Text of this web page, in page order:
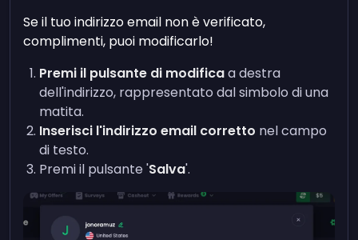
Se il tuo indirizzo email non è verificato,
complimenti, puoi modificarlo!
Premi il pulsante di modificaa destra
dell'indirizzo, rappresentato dal simbolo di una
matita.
Inserisci l'indirizzo email corretto nel campo
di testo.
Premi il pulsante 'Salva'.